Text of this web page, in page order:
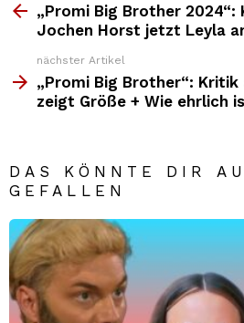
Top
„Promi Big Brother 2024“:
Jochen Horst jetzt Leyla
nächster Artikel
„Promi Big Brother“: Kritik
zeigt Größe + Wie ehrlich
DAS KÖNNTE DIR
GEFALLEN